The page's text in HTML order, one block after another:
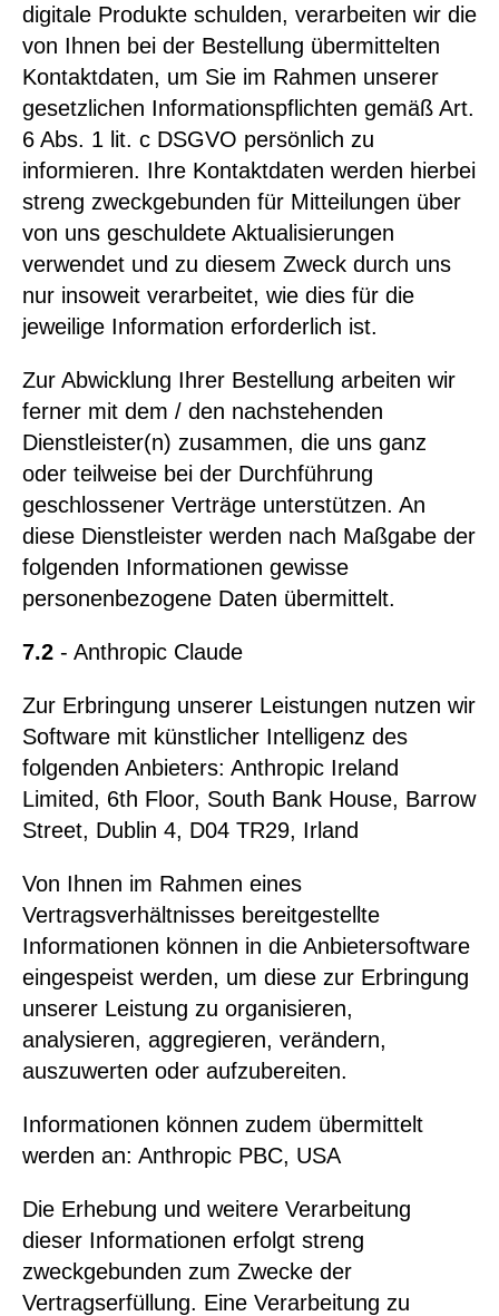
digitale Produkte schulden, verarbeiten wir die
von Ihnen bei der Bestellung übermittelten
Kontaktdaten, um Sie im Rahmen unserer
gesetzlichen Informationspflichten gemäß Art.
6 Abs. 1 lit. c DSGVO persönlich zu
informieren. Ihre Kontaktdaten werden hierbei
streng zweckgebunden für Mitteilungen über
von uns geschuldete Aktualisierungen
verwendet und zu diesem Zweck durch uns
nur insoweit verarbeitet, wie dies für die
jeweilige Information erforderlich ist.
Zur Abwicklung Ihrer Bestellung arbeiten wir
ferner mit dem / den nachstehenden
Dienstleister(n) zusammen, die uns ganz
oder teilweise bei der Durchführung
geschlossener Verträge unterstützen. An
diese Dienstleister werden nach Maßgabe der
folgenden Informationen gewisse
personenbezogene Daten übermittelt.
7.2 - Anthropic Claude
Zur Erbringung unserer Leistungen nutzen wir
Software mit künstlicher Intelligenz des
folgenden Anbieters: Anthropic Ireland
Limited, 6th Floor, South Bank House, Barrow
Street, Dublin 4, D04 TR29, Irland
Von Ihnen im Rahmen eines
Vertragsverhältnisses bereitgestellte
Informationen können in die Anbietersoftware
eingespeist werden, um diese zur Erbringung
unserer Leistung zu organisieren,
analysieren, aggregieren, verändern,
auszuwerten oder aufzubereiten.
Informationen können zudem übermittelt
werden an: Anthropic PBC, USA
Die Erhebung und weitere Verarbeitung
dieser Informationen erfolgt streng
zweckgebunden zum Zwecke der
Vertragserfüllung. Eine Verarbeitung zu